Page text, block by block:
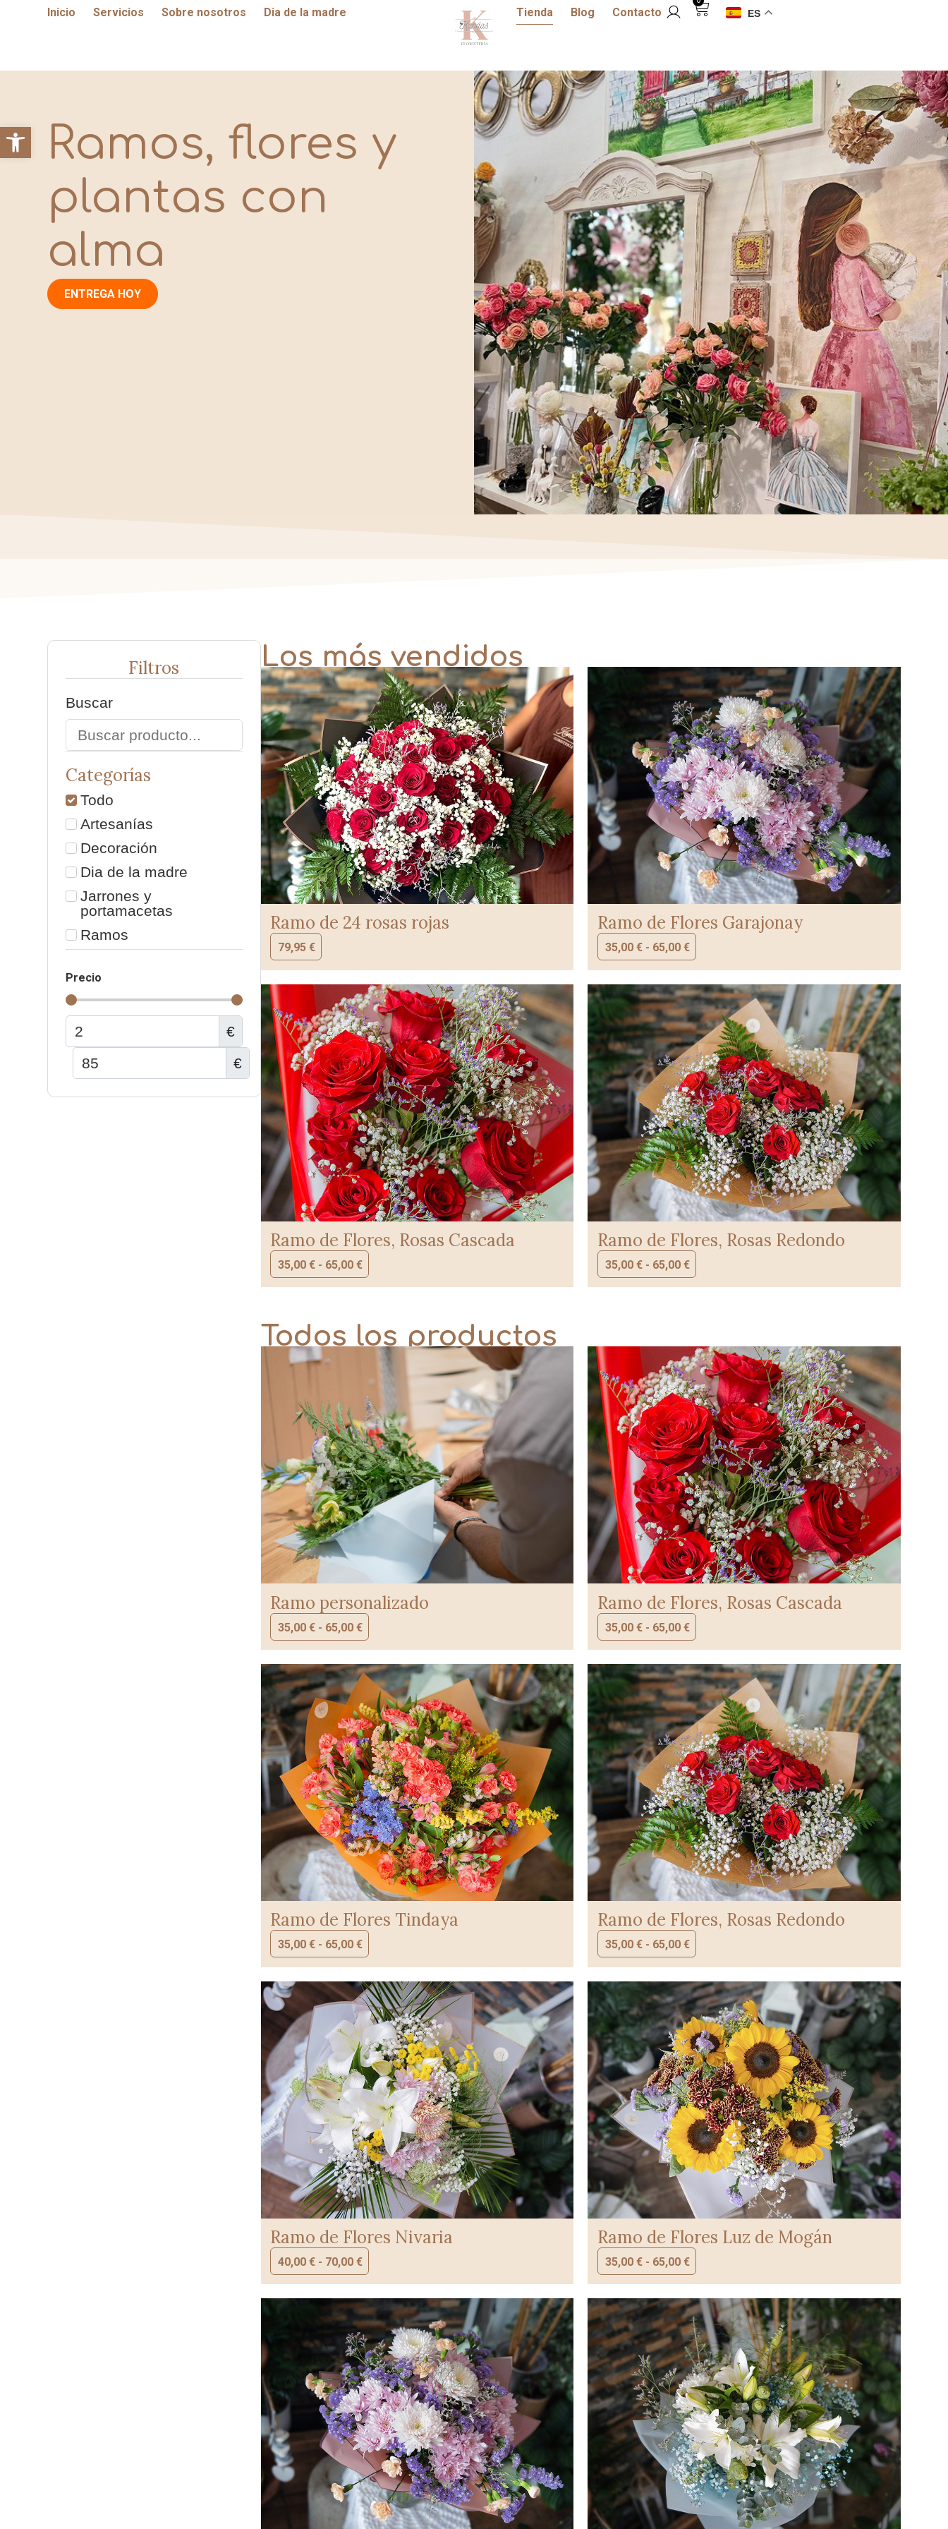
Inicio Servicios Sobre nosotros Dia de la madre Tienda Blog Contacto ES
Ramos, flores y
plantas con
alma
ENTREGA HOY
Filtros
Buscar
Categorías
Todo
Artesanías
Decoración
Dia de la madre
Jarrones y
portamacetas
Ramos
Precio
€
€
Los más vendidos
Ramo de 24 rosas rojas
79,95 €
Ramo de Flores Garajonay
35,00 € - 65,00 €
Ramo de Flores, Rosas Cascada
35,00 € - 65,00 €
Ramo de Flores, Rosas Redondo
35,00 € - 65,00 €
Todos los productos
Ramo personalizado
35,00 € - 65,00 €
Ramo de Flores, Rosas Cascada
35,00 € - 65,00 €
Ramo de Flores Tindaya
35,00 € - 65,00 €
Ramo de Flores, Rosas Redondo
35,00 € - 65,00 €
Ramo de Flores Nivaria
40,00 € - 70,00 €
Ramo de Flores Luz de Mogán
35,00 € - 65,00 €